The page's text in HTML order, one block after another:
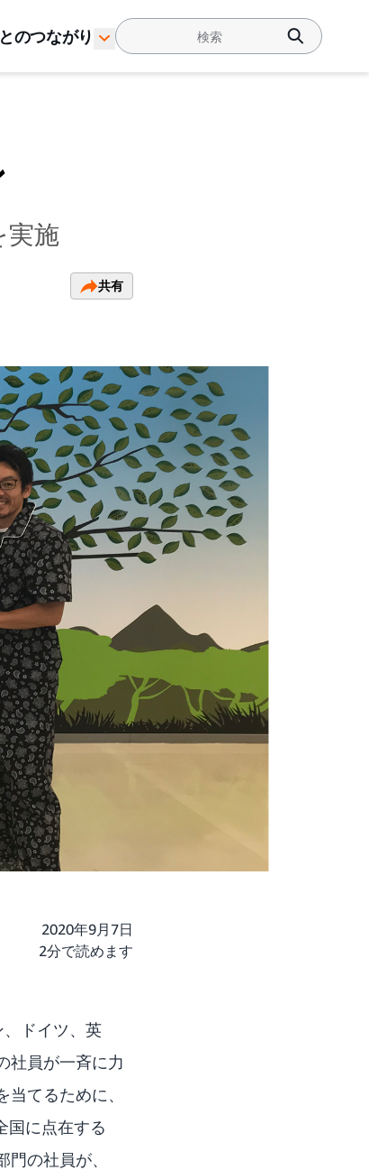
のつながり
実施
共有
2020年9月7日
2分で読めます
ドイツ、英
社員が一斉に力
てるために、
国に点在する
の社員が、